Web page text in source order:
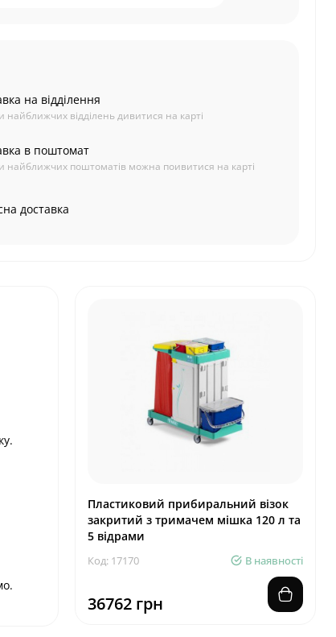
на відділення
найближчих відділень дивитися на карті
в поштомат
найближчих поштоматів можна поивитися на карті
доставка
Пластиковий прибиральний візок
закритий з тримачем мішка 120 л та
5 відрами
Код: 17170 В наявності
36762 грн